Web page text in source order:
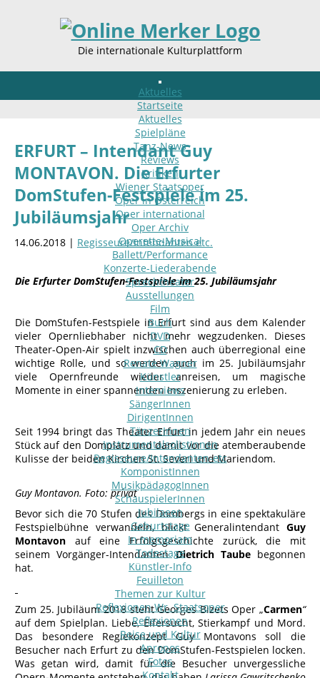
Die internationale Kulturplattform
Aktuelles
Startseite
Aktuelles
Spielpläne
Tanz-News
Reviews
Kritiken
Wiener Staatsoper
Oper in Österreich
Oper international
Oper Archiv
Operette-Musical
Ballett/Performance
Konzerte-Liederabende
Sprechtheater
Ausstellungen
Film
Buch
DVD
CD
Renate Wagner
Künstler
Interviews
SängerInnen
DirigentInnen
TänzerInnen
InstrumentalsolistInnen
Regisseure/Intendanten-etc
KomponistInnen
MusikpädagogInnen
SchauspielerInnen
Jubilaeen
Geburtstage
In memoriam
Todestage
Künstler-Info
Feuilleton
Themen zur Kultur
Reflexionen Wr. Staatsoper
Reflexionen
Reise und Kultur
Apropos
Fotos
Kontakt
ERFURT – Intendant Guy
MONTAVON. Die Erfurter
DomStufen-Festspiele im 25.
Jubiläumsjahr
14.06.2018 | Regisseure/Intendanten etc.
Die Erfurter DomStufen-Festspiele im 25. Jubiläumsjahr
Die DomStufen-Festspiele in Erfurt sind aus dem Kalender
vieler Opernliebhaber nicht mehr wegzudenken. Dieses
Theater-Open-Air spielt inzwischen auch überregional eine
wichtige Rolle, und so werden auch im 25. Jubiläumsjahr
viele Opernfreunde wieder anreisen, um magische
Momente in einer spannenden Inszenierung zu erleben.
Seit 1994 bringt das Theater Erfurt in jedem Jahr ein neues
Stück auf den Domplatz und damit vor die atemberaubende
Kulisse der beiden Kirchen St. Severi und Mariendom.
Guy Montavon. Foto: privat
Bevor sich die 70 Stufen des Dombergs in eine spektakuläre
Festspielbühne verwandeln, blickt Generalintendant Guy
Montavon auf eine Erfolgsgeschichte zurück, die mit
seinem Vorgänger-IntendantenDietrich Taubebegonnen
hat.
Zum 25. Jubiläum 2018 steht Georges Bizets Oper „Carmen“
auf dem Spielplan. Liebe, Eifersucht, Stierkampf und Mord.
Das besondere Regiekonzept Guy Montavons soll die
Besucher nach Erfurt zu den DomStufen-Festspielen locken.
Was getan wird, damit für die Besucher unvergessliche